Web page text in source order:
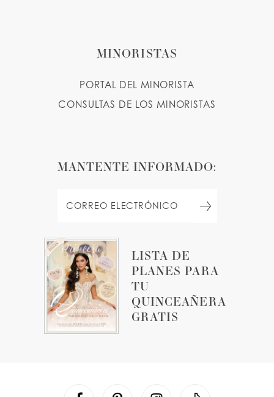
LISTA DE
PLANES PARA
TU
QUINCEAÑERA
GRATIS
MINORISTAS
PORTAL DEL MINORISTA
CONSULTAS DE LOS MINORISTAS
MANTENTE INFORMADO: